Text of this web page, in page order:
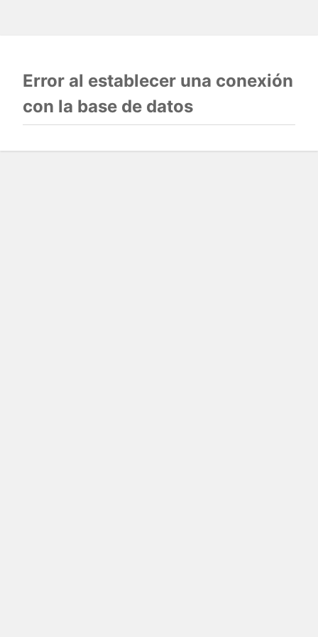
Error al establecer una conexión
con la base de datos